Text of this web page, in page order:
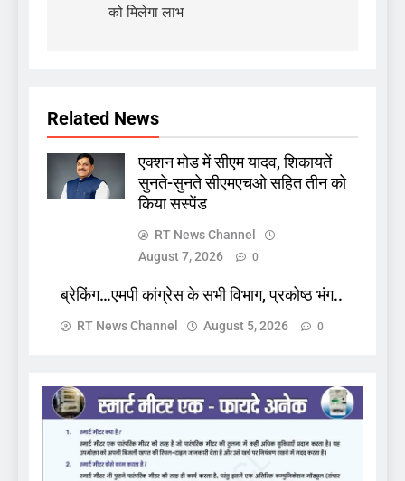
को मिलेगा लाभ
Related News
एक्शन मोड में सीएम यादव, शिकायतें
सुनते-सुनते सीएमएचओ सहित तीन को
किया सस्पेंड
RT News Channel
August 7, 2026
0
ब्रेकिंग…एमपी कांग्रेस के सभी विभाग, प्रकोष्ठ भंग..
RT News Channel August 5, 2026 0